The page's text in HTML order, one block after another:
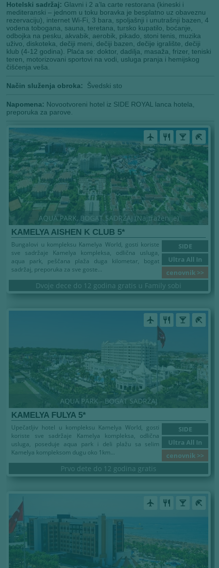
Hotelski sadržaj: Glavni i 2 a’la carte restorana (kineski i
mediteranski – jednom u toku boravka je besplatno uz obaveznu
rezervaciju), internet Wi-Fi, 3 bara, spoljašnji i unutrašnji bazen, 4
vodena tobogana, sauna, teretana, tursko kupatilo, boćanje,
odbojka na pesku, akvabik, aerobik, pikado, stoni tenis, muzika
uživo, diskoteka, dečiji meni, dečiji bazen, dečije igralište, dečiji
klub (4-12 godina). Plaća se: doktor, dadilja, masaža, frizer, teniski
teren, motorizovani sportovi na vodi, usluga pranja i hemijskog
čišćenja veša.
Način služenja obroka: Švedski sto
Napomena: Novootvoreni hotel iz SIDE ROYAL lanca hotela,
preporuka za parove.
airplanemode_active restaurant local_bar beach_access
AQUA PARK, BOGAT SADRŽAJ (Najtraženije)
KAMELYA AISHEN K CLUB 5*
SIDE
Ultra All In
cenovnik >>
Bungalovi u kompleksu Kamelya World, gosti koriste
sve sadržaje Kamelya kompleksa, odlična usluga,
aqua park, peščana plaža duga kilometar, bogat
sadržaj, preporuka za sve goste...
Dvoje dece do 12 godina gratis u Family sobi
airplanemode_active restaurant local_bar beach_access
AQUA PARK - BOGAT SADRŽAJ
KAMELYA FULYA 5*
SIDE
Ultra All In
cenovnik >>
Upečatljiv hotel u kompleksu Kamelya World, gosti
koriste sve sadržaje Kamelya kompleksa, odlična
usluga, poseduje aqua park i deli plažu sa selim
Kamelya kompleksom dugu oko 1km...
Prvo dete do 12 godina gratis
airplanemode_active restaurant local_bar beach_access